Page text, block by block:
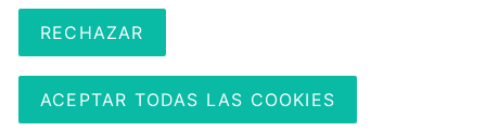
RECHAZAR
ACEPTAR TODAS LAS COOKIES